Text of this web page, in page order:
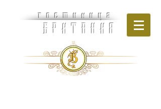
гостиница
БРИТАНИЯ